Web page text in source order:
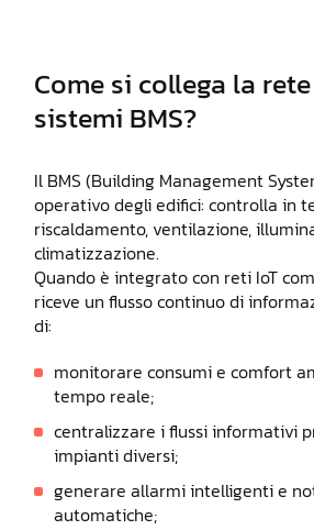
Come si collega la
sistemi BMS?
Il BMS (Building Management
operativo degli edifici: controlla in
riscaldamento, ventilazione,
climatizzazione.
Quando è integrato con reti IoT
riceve un flusso continuo di
di:
monitorare consumi e comfort
tempo reale;
centralizzare i flussi informativi
impianti diversi;
generare allarmi intelligenti e
automatiche;